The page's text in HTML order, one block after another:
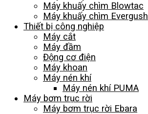
Máy khuấy chìm Blowtac
Máy khuấy chìm Evergush
Thiết bị công nghiệp
Máy cắt
Máy đầm
Động cơ điện
Máy khoan
Máy nén khí
Máy nén khí PUMA
Máy bơm trục rời
Máy bơm trục rời Ebara